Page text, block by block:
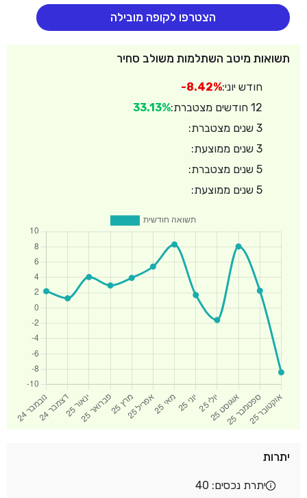
הצטרפו לקופה מובילה
תשואות מיטב השתלמות משולב סחיר
חודש יוני:-8.42%
12 חודשים מצטברת:
33.13%
3 שנים מצטברת:
3 שנים ממוצעת:
5 שנים מצטברת:
5 שנים ממוצעת:
יתרות
יתרת נכסים: 40